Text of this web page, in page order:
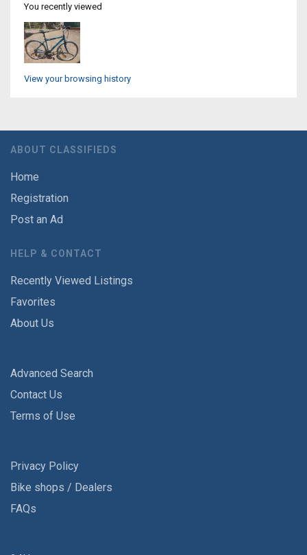
You recently viewed
View your browsing history
ABOUT CLASSIFIEDS
Home
Registration
Post an Ad
HELP & CONTACT
Recently Viewed Listings
Favorites
About Us
Advanced Search
Contact Us
Terms of Use
Privacy Policy
Bike shops / Dealers
FAQs